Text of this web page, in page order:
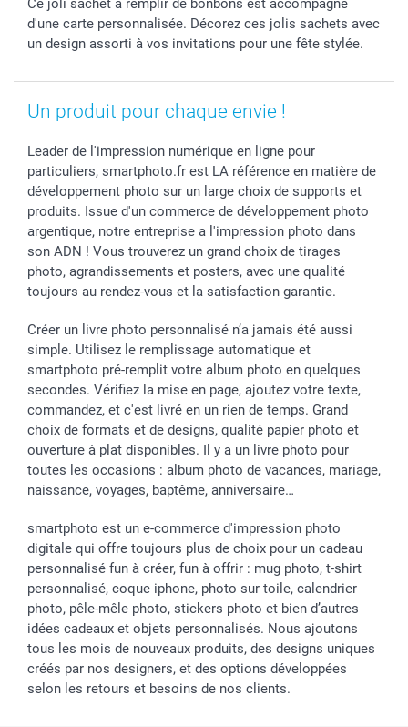
Dénicheur d'idées cadeau
Baptême
Toussaint
Saint-Valentin
Vacances
Gestion des cookies
Tarifs
Investisseurs
Livraison
Modes de paiement
Statut de ma commande
Ce joli sachet à remplir de bonbons est accompagné
d'une carte personnalisée. Décorez ces jolis sachets avec
un design assorti à vos invitations pour une fête stylée.
Un produit pour chaque envie !
Leader de l'impression numérique en ligne pour
particuliers, smartphoto.fr est LA référence en matière de
développement photo sur un large choix de supports et
produits. Issue d'un commerce de développement photo
argentique, notre entreprise a l'impression photo dans
son ADN ! Vous trouverez un grand choix de tirages
photo, agrandissements et posters, avec une qualité
toujours au rendez-vous et la satisfaction garantie.
Créer un livre photo personnalisé n’a jamais été aussi
simple. Utilisez le remplissage automatique et
smartphoto pré-remplit votre album photo en quelques
secondes. Vérifiez la mise en page, ajoutez votre texte,
commandez, et c'est livré en un rien de temps. Grand
choix de formats et de designs, qualité papier photo et
ouverture à plat disponibles. Il y a un livre photo pour
toutes les occasions : album photo de vacances, mariage,
naissance, voyages, baptême, anniversaire…
smartphoto est un e-commerce d'impression photo
digitale qui offre toujours plus de choix pour un cadeau
personnalisé fun à créer, fun à offrir : mug photo, t-shirt
personnalisé, coque iphone, photo sur toile, calendrier
photo, pêle-mêle photo, stickers photo et bien d’autres
idées cadeaux et objets personnalisés. Nous ajoutons
tous les mois de nouveaux produits, des designs uniques
créés par nos designers, et des options développées
selon les retours et besoins de nos clients.